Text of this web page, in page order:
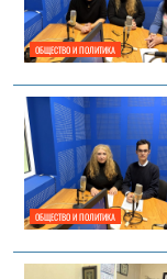
ОБЩЕСТВО И ПОЛИТИКА
ОБЩЕСТВО И ПОЛИТИКА